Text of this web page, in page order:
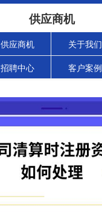
供应商机
供应商机 关于我们
招聘中心 客户案例